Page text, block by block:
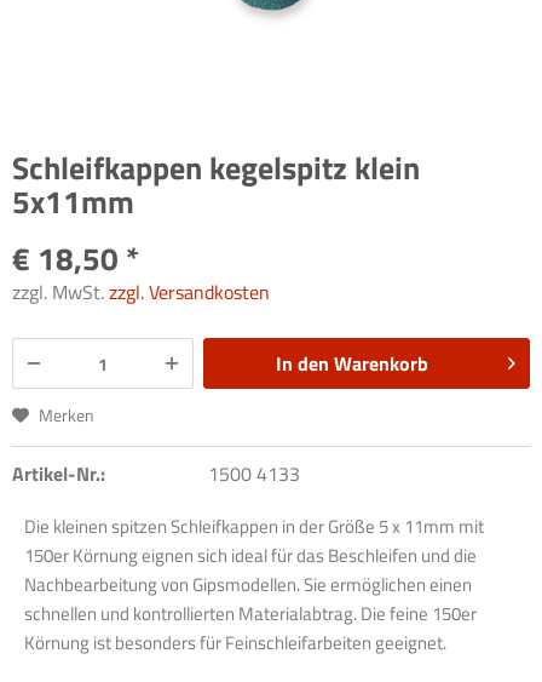
Schleifkappen kegelspitz klein
5x11mm
€ 18,50 *
zzgl. MwSt.zzgl. Versandkosten
In den Warenkorb
Merken
Artikel-Nr.: 1500 4133
Die kleinen spitzen Schleifkappen in der Größe 5 x 11mm mit
150er Körnung eignen sich ideal für das Beschleifen und die
Nachbearbeitung von Gipsmodellen. Sie ermöglichen einen
schnellen und kontrollierten Materialabtrag. Die feine 150er
Körnung ist besonders für Feinschleifarbeiten geeignet.